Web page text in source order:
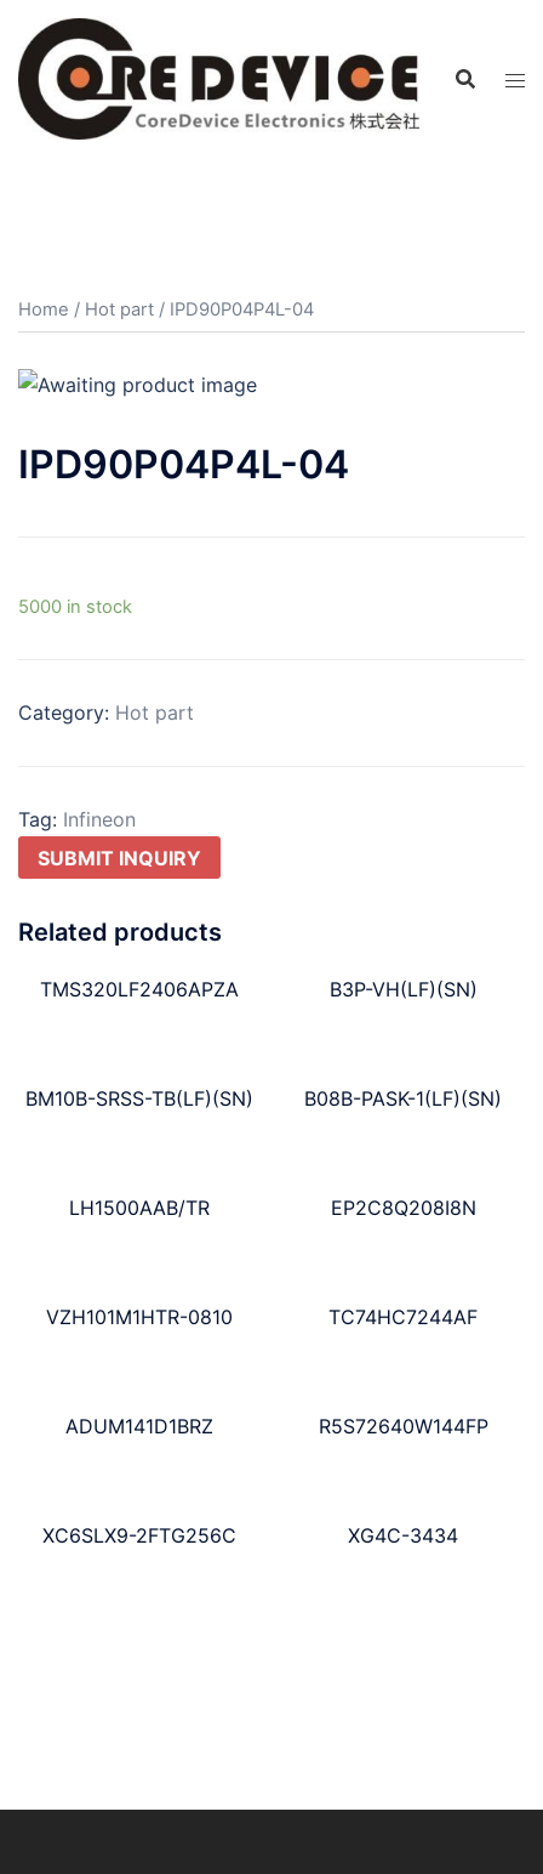
Home / Hot part / IPD90P04P4L-04
IPD90P04P4L-04
5000 in stock
Category: Hot part
Tag: Infineon
SUBMIT INQUIRY
Related products
TMS320LF2406APZA B3P-VH(LF)(SN)
BM10B-SRSS-TB(LF)(SN) B08B-PASK-1(LF)(SN)
LH1500AAB/TR EP2C8Q208I8N
VZH101M1HTR-0810 TC74HC7244AF
ADUM141D1BRZ R5S72640W144FP
XC6SLX9-2FTG256C XG4C-3434